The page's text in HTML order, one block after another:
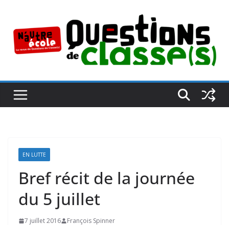
contenu
EN LUTTE
Bref récit de la journée
du 5 juillet
7 juillet 2016 François Spinner